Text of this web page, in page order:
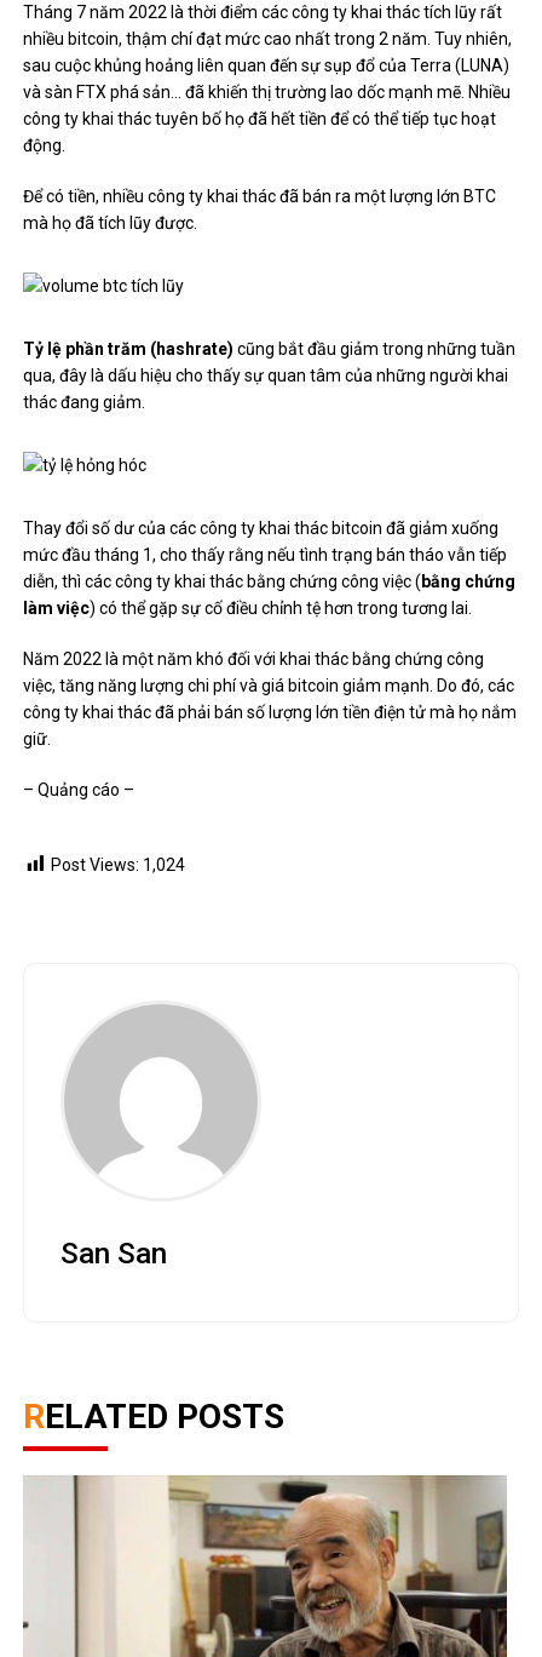
Tháng 7 năm 2022 là thời điểm các công ty khai thác tích lũy rất
nhiều bitcoin, thậm chí đạt mức cao nhất trong 2 năm. Tuy nhiên,
sau cuộc khủng hoảng liên quan đến sự sụp đổ của Terra (LUNA)
và sàn FTX phá sản… đã khiến thị trường lao dốc mạnh mẽ. Nhiều
công ty khai thác tuyên bố họ đã hết tiền để có thể tiếp tục hoạt
động.
Để có tiền, nhiều công ty khai thác đã bán ra một lượng lớn BTC
mà họ đã tích lũy được.
Tỷ lệ phần trăm (hashrate) cũng bắt đầu giảm trong những tuần
qua, đây là dấu hiệu cho thấy sự quan tâm của những người khai
thác đang giảm.
Thay đổi số dư của các công ty khai thác bitcoin đã giảm xuống
mức đầu tháng 1, cho thấy rằng nếu tình trạng bán tháo vẫn tiếp
diễn, thì các công ty khai thác bằng chứng công việc ( bằng chứng
làm việc) có thể gặp sự cố điều chỉnh tệ hơn trong tương lai.
Năm 2022 là một năm khó đối với khai thác bằng chứng công
việc, tăng năng lượng chi phí và giá bitcoin giảm mạnh. Do đó, các
công ty khai thác đã phải bán số lượng lớn tiền điện tử mà họ nắm
giữ.
– Quảng cáo –
Post Views: 1,024
San San
RELATED POSTS